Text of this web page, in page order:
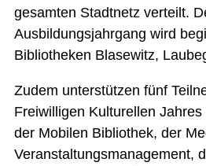
gesamten Stadtnetz verteilt.
Ausbildungsjahrgang wird
Bibliotheken Blasewitz,
Zudem unterstützen fünf
Freiwilligen Kulturellen
der Mobilen Bibliothek, der
Veranstaltungsmanagement,